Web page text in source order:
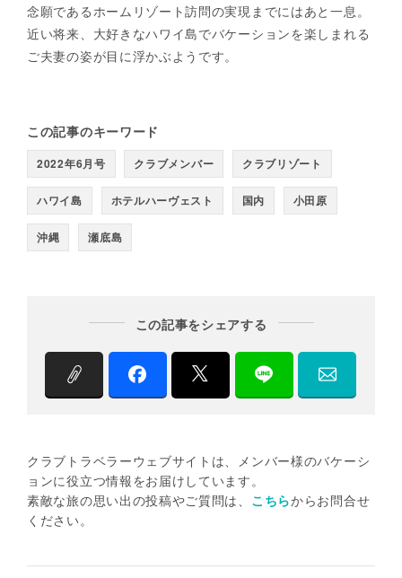
念願であるホームリゾート訪問の実現までにはあと一息。
近い将来、大好きなハワイ島でバケーションを楽しまれる
ご夫妻の姿が目に浮かぶようです。
この記事のキーワード
2022年6月号 クラブメンバー クラブリゾート
ハワイ島 ホテルハーヴェスト 国内 小田原
沖縄 瀬底島
この記事をシェアする
クラブトラベラーウェブサイトは、メンバー様のバケーシ
ョンに役立つ情報をお届けしています。
素敵な旅の思い出の投稿やご質問は、 こちらからお問合せ
ください。